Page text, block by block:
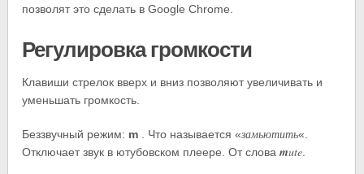
позволят это сделать в Google Chrome.
Регулировка громкости
Клавиши стрелок вверх и вниз позволяют увеличивать и
уменьшать громкость.
Беззвучный режим: m . Что называется «замьютить«.
Отключает звук в ютубовском плеере. От словаmute.